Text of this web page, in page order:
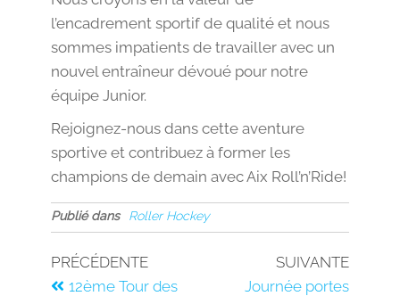
l’encadrement sportif de qualité et nous
sommes impatients de travailler avec un
nouvel entraîneur dévoué pour notre
équipe Junior.
Rejoignez-nous dans cette aventure
sportive et contribuez à former les
champions de demain avec Aix Roll’n’Ride!
Publié dans Roller Hockey
PRÉCÉDENTE
12ème Tour des
SUIVANTE
Journée portes